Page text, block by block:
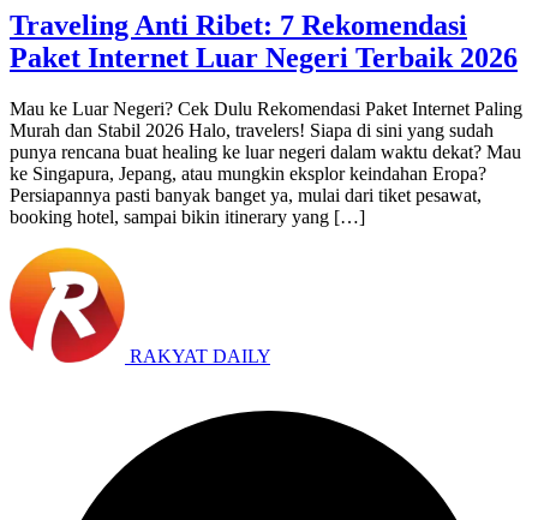
Traveling Anti Ribet: 7 Rekomendasi
Paket Internet Luar Negeri Terbaik 2026
Mau ke Luar Negeri? Cek Dulu Rekomendasi Paket Internet Paling
Murah dan Stabil 2026 Halo, travelers! Siapa di sini yang sudah
punya rencana buat healing ke luar negeri dalam waktu dekat? Mau
ke Singapura, Jepang, atau mungkin eksplor keindahan Eropa?
Persiapannya pasti banyak banget ya, mulai dari tiket pesawat,
booking hotel, sampai bikin itinerary yang […]
RAKYAT DAILY